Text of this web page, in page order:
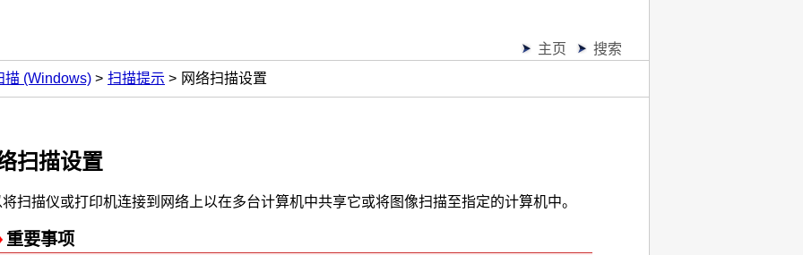
主页
搜索
描 (Windows) 扫描提示 网络扫描设置
扫描设置
将扫描仪或打印机连接到网络上以在多台计算机中共享它或将图像扫描至指定的计算机中。
重要事项